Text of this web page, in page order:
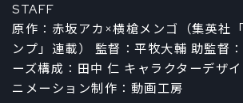
STAFF
原作：赤坂アカ×横槍メンゴ（集英社
ンプ」連載） 監督：平牧大輔 助監督
ーズ構成：田中 仁 キャラクターデザ
ニメーション制作：動画工房